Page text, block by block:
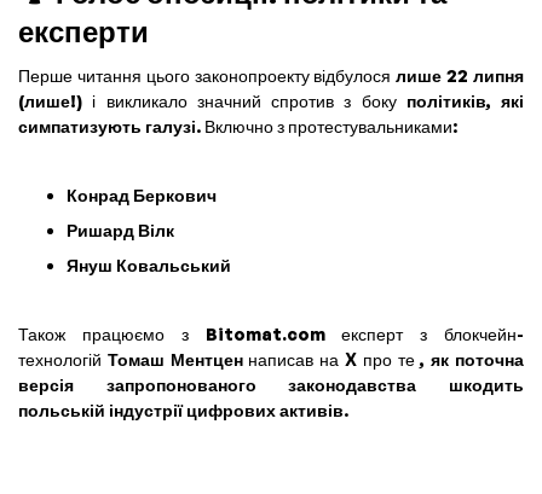
експерти
Перше читання цього законопроекту відбулосялише 22 липня
(лише!) і викликало значний спротив з боку політиків, які
симпатизують галузі. Включно з протестувальниками:
Конрад Беркович
Ришард Вілк
Януш Ковальський
Також працюємо з Bitomat.comексперт з блокчейн-
технологій Томаш Ментценнаписав на X про те, як поточна
версія запропонованого законодавства шкодить
польській індустрії цифрових активів.